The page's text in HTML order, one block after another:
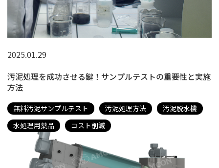
2025.01.29
汚泥処理を成功させる鍵！サンプルテストの重要性と実施
方法
無料汚泥サンプルテスト 汚泥処理方法
汚泥脱水機
水処理用薬品
コスト削減